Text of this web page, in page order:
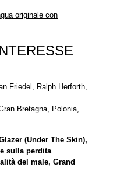
originale con
Friedel, Ralph Herforth,
Bretagna, Polonia,
(Under The Skin),
sulla perdita
del male, Grand